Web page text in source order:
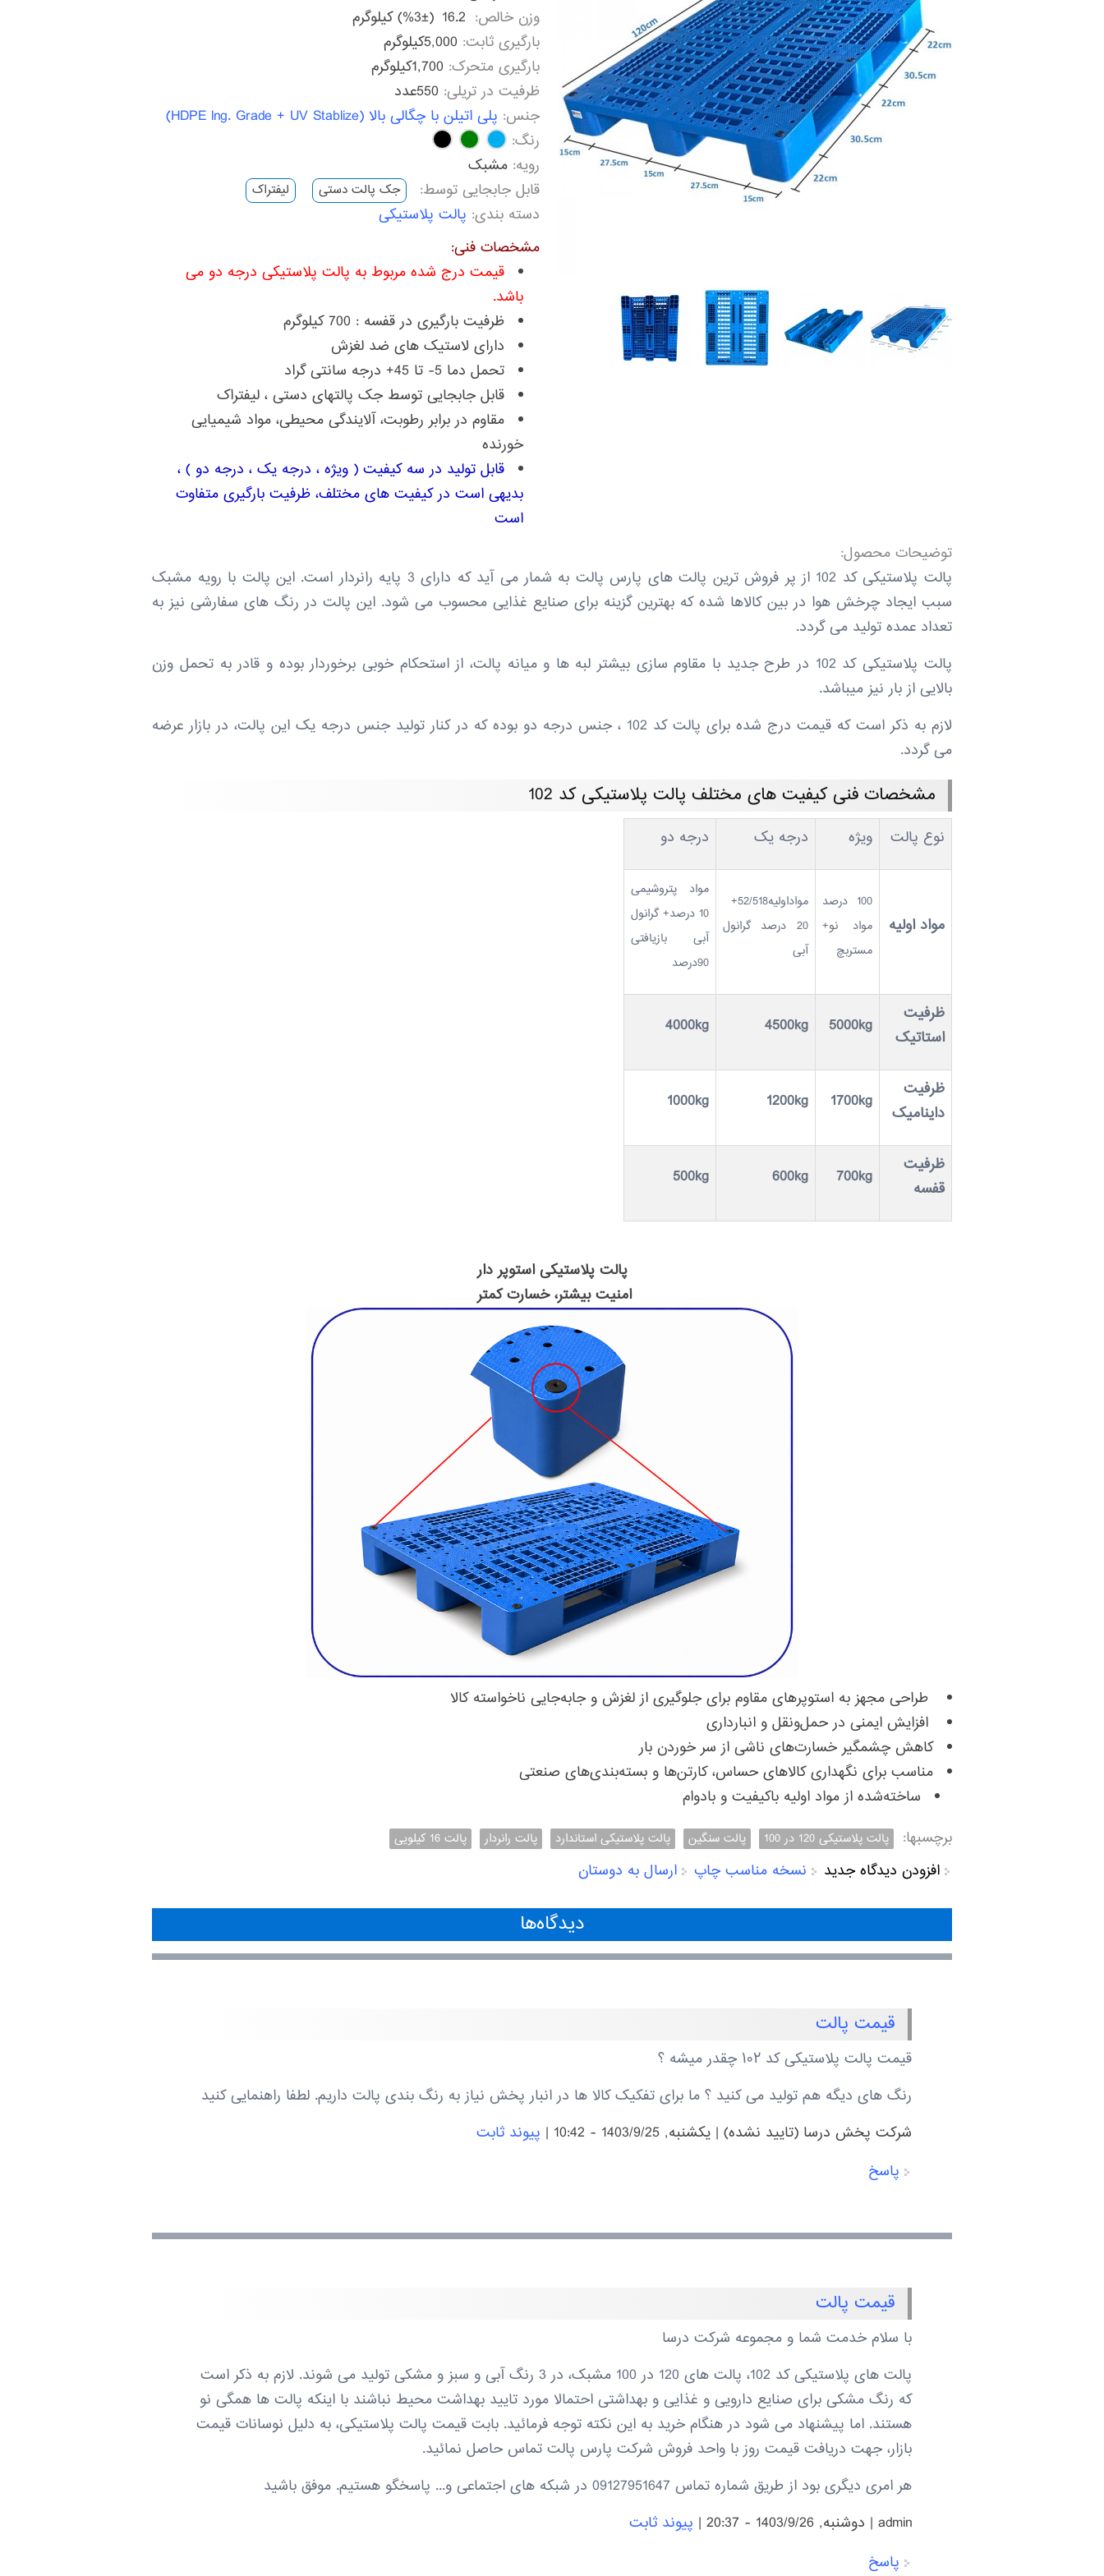
وزن خالص: 16.2 (%3±) کیلوگرم
بارگیری ثابت: 5,000کیلوگرم
بارگیری متحرک: 1,700کیلوگرم
ظرفیت در تریلی: 550عدد
جنس: پلی اتیلن با چگالی بالا (HDPE lng. Grade + UV Stablize)
رنگ:
رویه: مشبک
قابل جابجایی توسط:
جک پالت دستی لیفتراک
دسته بندی: پالت پلاستیکی
مشخصات فنی:
قیمت درج شده مربوط به پالت پلاستیکی درجه دو می
باشد.
ظرفیت بارگیری در قفسه : 700 کیلوگرم
دارای لاستیک های ضد لغزش
تحمل دما 5- تا 45+ درجه سانتی گراد
قابل جابجایی توسط جک پالتهای دستی ، لیفتراک
مقاوم در برابر رطوبت، آلایندگی محیطی، مواد شیمیایی
خورنده
قابل تولید در سه کیفیت ( ویژه ، درجه یک ، درجه دو ) ،
بدیهی است در کیفیت های مختلف، ظرفیت بارگیری متفاوت
است
توضیحات محصول:
پالت پلاستیکی کد 102 از پر فروش ترین پالت های پارس پالت به شمار می آید که دارای 3 پایه رانردار است. این پالت با رویه مشبک
سبب ایجاد چرخش هوا در بین کالاها شده که بهترین گزینه برای صنایع غذایی محسوب می شود. این پالت در رنگ های سفارشی نیز به
تعداد عمده تولید می گردد.
پالت پلاستیکی کد 102 در طرح جدید با مقاوم سازی بیشتر لبه ها و میانه پالت، از استحکام خوبی برخوردار بوده و قادر به تحمل وزن
بالایی از بار نیز میباشد.
لازم به ذکر است که قیمت درج شده برای پالت کد 102 ، جنس درجه دو بوده که در کنار تولید جنس درجه یک این پالت، در بازار عرضه
می گردد.
مشخصات فنی کیفیت های مختلف پالت پلاستیکی کد 102
نوع پالت ویژه درجه یک درجه دو
مواد اولیه
100 درصد
مواد نو+
مستربچ
مواداولیه52/518+
20 درصد گرانول
آبی
مواد پتروشیمی
10 درصد+ گرانول
آبی بازیافتی
90درصد
ظرفیت
استاتیک
5000kg
4500kg
4000kg
ظرفیت
داینامیک
1700kg
1200kg
1000kg
ظرفیت
قفسه
700kg
600kg
500kg
پالت پلاستیکی استوپر دار
امنیت بیشتر، خسارت کمتر
طراحی مجهز به استوپرهای مقاوم برای جلوگیری از لغزش و جابه‌جایی ناخواسته کالا
افزایش ایمنی در حمل‌ونقل و انبارداری
کاهش چشمگیر خسارت‌های ناشی از سر خوردن بار
مناسب برای نگهداری کالاهای حساس، کارتن‌ها و بسته‌بندی‌های صنعتی
ساخته‌شده از مواد اولیه باکیفیت و بادوام
برچسبها:
پالت پلاستیکی 120 در 100 پالت سنگین پالت پلاستیکی استاندارد پالت رانردار پالت 16 کیلویی
افزودن دیدگاه جدید نسخه مناسب چاپ ارسال به دوستان
دیدگاه‌ها
قیمت پالت
قیمت پالت پلاستیکی کد ۱۰۲ چقدر میشه ؟
رنگ های دیگه هم تولید می کنید ؟ ما برای تفکیک کالا ها در انبار پخش نیاز به رنگ بندی پالت داریم. لطفا راهنمایی کنید
شرکت پخش درسا (تایید نشده)| يكشنبه, 1403/9/25 - 10:42 | پیوند ثابت
پاسخ
قیمت پالت
با سلام خدمت شما و مجموعه شرکت درسا
پالت های پلاستیکی کد 102، پالت های 120 در 100 مشبک، در 3 رنگ آبی و سبز و مشکی تولید می شوند. لازم به ذکر است
که رنگ مشکی برای صنایع دارویی و غذایی و بهداشتی احتمالا مورد تایید بهداشت محیط نباشند با اینکه پالت ها همگی نو
هستند. اما پیشنهاد می شود در هنگام خرید به این نکته توجه فرمائید. بابت قیمت پالت پلاستیکی، به دلیل نوسانات قیمت
بازار، جهت دریافت قیمت روز با واحد فروش شرکت پارس پالت تماس حاصل نمائید.
هر امری دیگری بود از طریق شماره تماس 09127951647 در شبکه های اجتماعی و... پاسخگو هستیم. موفق باشید
admin
| دوشنبه, 1403/9/26 - 20:37 | پیوند ثابت
پاسخ